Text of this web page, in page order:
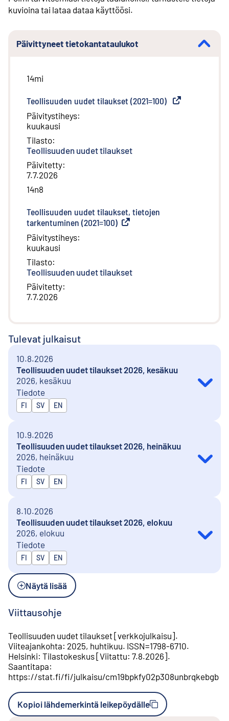
kuvioina tai lataa dataa käyttöösi.
Päivittyneet tietokantataulukot
14mi
Teollisuuden uudet tilaukset (2021=100) Ulkoinen linkki
Päivitystiheys:
kuukausi
Tilasto:
Teollisuuden uudet tilaukset
Päivitetty:
7.7.2026
14n8
Teollisuuden uudet tilaukset, tietojen
tarkentuminen (2021=100) Ulkoinen linkki
Päivitystiheys:
kuukausi
Tilasto:
Teollisuuden uudet tilaukset
Päivitetty:
7.7.2026
Tulevat julkaisut
10.8.2026
Teollisuuden uudet tilaukset 2026, kesäkuu
2026, kesäkuu
Tiedote
Julkaistaan kielillä
FI SV EN
10.9.2026
Teollisuuden uudet tilaukset 2026, heinäkuu
2026, heinäkuu
Tiedote
Julkaistaan kielillä
FI SV EN
8.10.2026
Teollisuuden uudet tilaukset 2026, elokuu
2026, elokuu
Tiedote
Julkaistaan kielillä
FI SV EN
Näytä lisää
Viittausohje
Teollisuuden uudet tilaukset [verkkojulkaisu].
Viiteajankohta: 2025, huhtikuu. ISSN=1798-6710.
Helsinki: Tilastokeskus [Viitattu: 7.8.2026].
Saantitapa:
https://stat.fi/fi/julkaisu/cm19bpkfy02p308unbrqkebgb
Kopioi lähdemerkintä leikepöydälle